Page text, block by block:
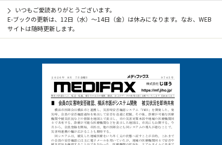
いつもご愛読ありがとうございます。
E-ブックの更新は、12日（水）～14日（金）は休みになります。なお、WEB
サイトは随時更新します。